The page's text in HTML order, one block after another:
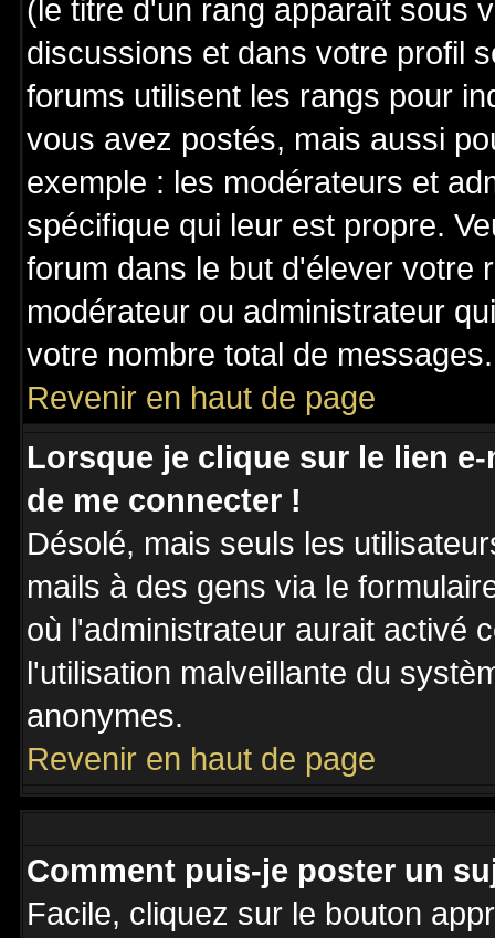
(le titre d'un rang apparaît sous
discussions et dans votre profil
forums utilisent les rangs pour
vous avez postés, mais aussi
exemple : les modérateurs et
spécifique qui leur est propre.
forum dans le but d'élever votre
modérateur ou administrateur
votre nombre total de messages.
Revenir en haut de page
Lorsque je clique sur le lien
de me connecter !
Désolé, mais seuls les
mails à des gens via le
où l'administrateur aurait activé
l'utilisation malveillante du
anonymes.
Revenir en haut de page
Comment puis-je poster un
Facile, cliquez sur le bouton